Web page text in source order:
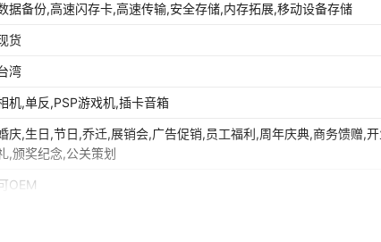
据备份,高速闪存卡,高速传输,安全存储,内存拓展,移动设备存储
货
湾
机,单反,PSP游戏机,插卡音箱
庆,生日,节日,乔迁,展销会,广告促销,员工福利,周年庆典,商务馈赠,
,颁奖纪念,公关策划
OEM